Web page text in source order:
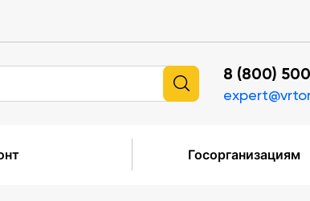
8 (800)
Госорганизациям